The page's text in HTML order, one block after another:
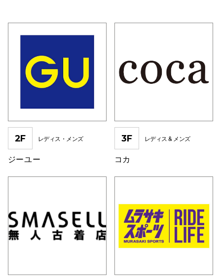
2F レディス・メンズ
ジーユー
3F レディス & メンズ
コカ
電話で
企業情報
ソーシャル